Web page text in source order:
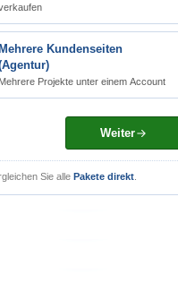
Kundenseiten
Mehrere Projekte unter einem Account
Weiter
Sie alle Pakete direkt.